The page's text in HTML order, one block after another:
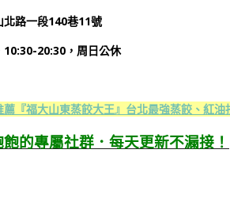
路一段140巷11號
10:30-20:30，周日公休
薦『福大山東蒸餃大王』台北最強蒸餃、紅
的專屬社群．每天更新不漏接！